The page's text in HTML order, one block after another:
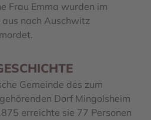
Frau Emma wurden im
nach Auschwitz
Gemeinde des zum
Dorf Mingolsheim
erreichte sie 77 Personen